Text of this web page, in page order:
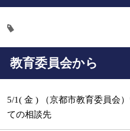
教育委員会から
5/1( 金 ) （京都市教育委員会
ての相談先